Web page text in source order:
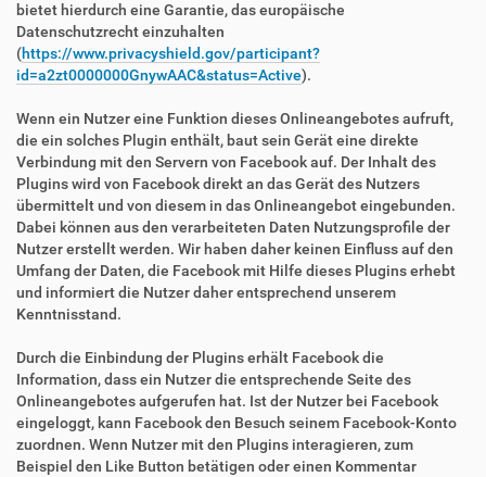
bietet hierdurch eine Garantie, das europäische
Datenschutzrecht einzuhalten
(https://www.privacyshield.gov/participant?
id=a2zt0000000GnywAAC&status=Active).
Wenn ein Nutzer eine Funktion dieses Onlineangebotes aufruft,
die ein solches Plugin enthält, baut sein Gerät eine direkte
Verbindung mit den Servern von Facebook auf. Der Inhalt des
Plugins wird von Facebook direkt an das Gerät des Nutzers
übermittelt und von diesem in das Onlineangebot eingebunden.
Dabei können aus den verarbeiteten Daten Nutzungsprofile der
Nutzer erstellt werden. Wir haben daher keinen Einfluss auf den
Umfang der Daten, die Facebook mit Hilfe dieses Plugins erhebt
und informiert die Nutzer daher entsprechend unserem
Kenntnisstand.
Durch die Einbindung der Plugins erhält Facebook die
Information, dass ein Nutzer die entsprechende Seite des
Onlineangebotes aufgerufen hat. Ist der Nutzer bei Facebook
eingeloggt, kann Facebook den Besuch seinem Facebook-Konto
zuordnen. Wenn Nutzer mit den Plugins interagieren, zum
Beispiel den Like Button betätigen oder einen Kommentar